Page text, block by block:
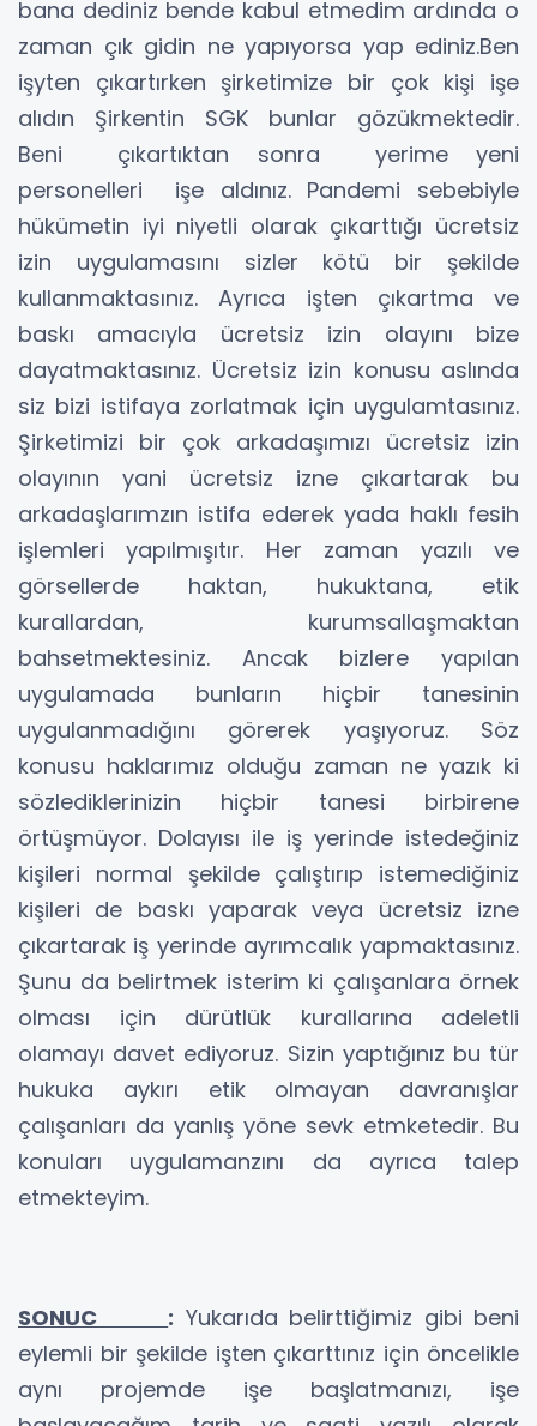
bana dediniz bende kabul etmedim ardında o
zaman çık gidin ne yapıyorsa yap ediniz.Ben
işyten çıkartırken şirketimize bir çok kişi işe
alıdın Şirkentin SGK bunlar gözükmektedir.
Beni çıkartıktan sonra yerime yeni
personelleri işe aldınız. Pandemi sebebiyle
hükümetin iyi niyetli olarak çıkarttığı ücretsiz
izin uygulamasını sizler kötü bir şekilde
kullanmaktasınız. Ayrıca işten çıkartma ve
baskı amacıyla ücretsiz izin olayını bize
dayatmaktasınız. Ücretsiz izin konusu aslında
siz bizi istifaya zorlatmak için uygulamtasınız.
Şirketimizi bir çok arkadaşımızı ücretsiz izin
olayının yani ücretsiz izne çıkartarak bu
arkadaşlarımzın istifa ederek yada haklı fesih
işlemleri yapılmışıtır. Her zaman yazılı ve
görsellerde haktan, hukuktana, etik
kurallardan, kurumsallaşmaktan
bahsetmektesiniz. Ancak bizlere yapılan
uygulamada bunların hiçbir tanesinin
uygulanmadığını görerek yaşıyoruz. Söz
konusu haklarımız olduğu zaman ne yazık ki
sözlediklerinizin hiçbir tanesi birbirene
örtüşmüyor. Dolayısı ile iş yerinde istedeğiniz
kişileri normal şekilde çalıştırıp istemediğiniz
kişileri de baskı yaparak veya ücretsiz izne
çıkartarak iş yerinde ayrımcalık yapmaktasınız.
Şunu da belirtmek isterim ki çalışanlara örnek
olması için dürütlük kurallarına adeletli
olamayı davet ediyoruz. Sizin yaptığınız bu tür
hukuka aykırı etik olmayan davranışlar
çalışanları da yanlış yöne sevk etmketedir. Bu
konuları uygulamanzını da ayrıca talep
etmekteyim.
SONUC : Yukarıda belirttiğimiz gibi beni
eylemli bir şekilde işten çıkarttınız için öncelikle
aynı projemde işe başlatmanızı, işe